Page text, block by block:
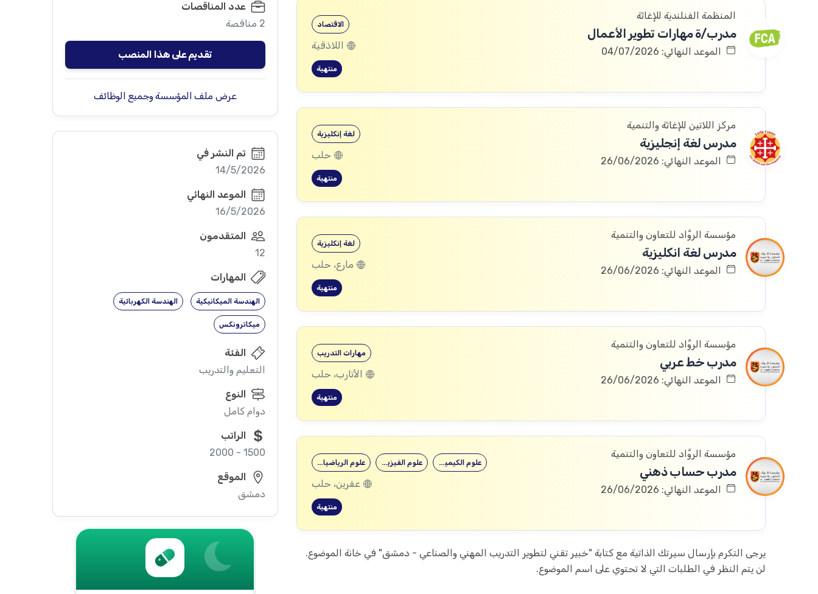
المنظمة الفنلندية للإغاثة
مدرب/ة مهارات تطوير الأعمال
الموعد النهائي: 04/07/2026
الاقتصاد
اللاذقية
منتهية
مركز اللاتين للإغاثة والتنمية
مدرس لغة إنجليزية
الموعد النهائي: 26/06/2026
لغة إنكليزية
حلب
منتهية
مؤسسة الروَّاد للتعاون والتنمية
مدرس لغة انكليزية
الموعد النهائي: 26/06/2026
لغة إنكليزية
مارع، حلب
منتهية
مؤسسة الروَّاد للتعاون والتنمية
مدرب خط عربي
الموعد النهائي: 26/06/2026
مهارات التدريب
الأتارب، حلب
منتهية
مؤسسة الروَّاد للتعاون والتنمية
مدرب حساب ذهني
الموعد النهائي: 26/06/2026
علوم الرياضيات علوم الفيزياء علوم الكيمياء
عفرين، حلب
منتهية
يرجى التكرم بإرسال سيرتك الذاتية مع كتابة "خبير تقني لتطوير التدريب المهني والصناعي - دمشق" في خانة الموضوع.
لن يتم النظر في الطلبات التي لا تحتوي على اسم الموضوع.
عدد المناقصات
2 مناقصة
تقديم على هذا المنصب
عرض ملف المؤسسة وجميع الوظائف
تم النشر في
14/5/2026
الموعد النهائي
16/5/2026
المتقدمون
12
المهارات
الهندسة الميكانيكية الهندسة الكهربائية
ميكاترونكس
الفئة
التعليم والتدريب
النوع
دوام كامل
الراتب
1500 - 2000
الموقع
دمشق